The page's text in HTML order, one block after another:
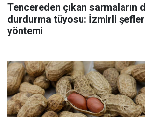
Tencereden çıkan sarmaların
durdurma tüyosu: İzmirli
yöntemi